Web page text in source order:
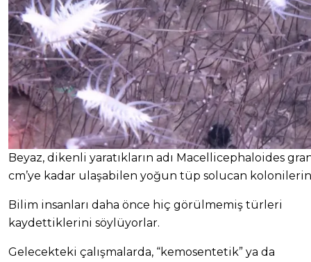
Beyaz, dikenli yaratıkların adı Macellicephaloides
cm’ye kadar ulaşabilen yoğun tüp solucan
Bilim insanları daha önce hiç görülmemiş türleri
kaydettiklerini söylüyorlar.
Gelecekteki çalışmalarda, “kemosentetik” ya da